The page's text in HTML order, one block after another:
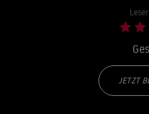
JETZT